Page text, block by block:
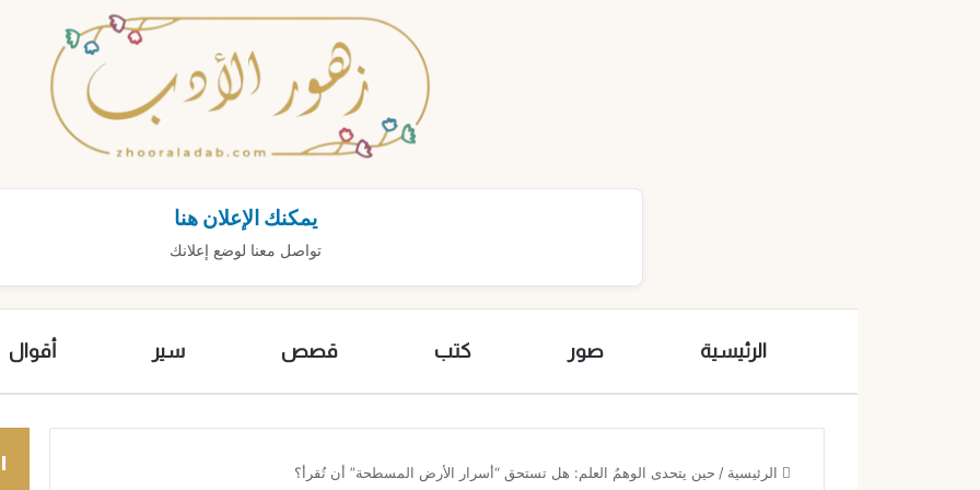
يمكنك الإعلان هنا
تواصل معنا لوضع إعلانك
الرئيسية صور كتب قصص سير أقوال
الرئيسية / حين يتحدى الوهمُ العلم: هل تستحق “أسرار الأرض المسطحة” أن تُقرأ؟